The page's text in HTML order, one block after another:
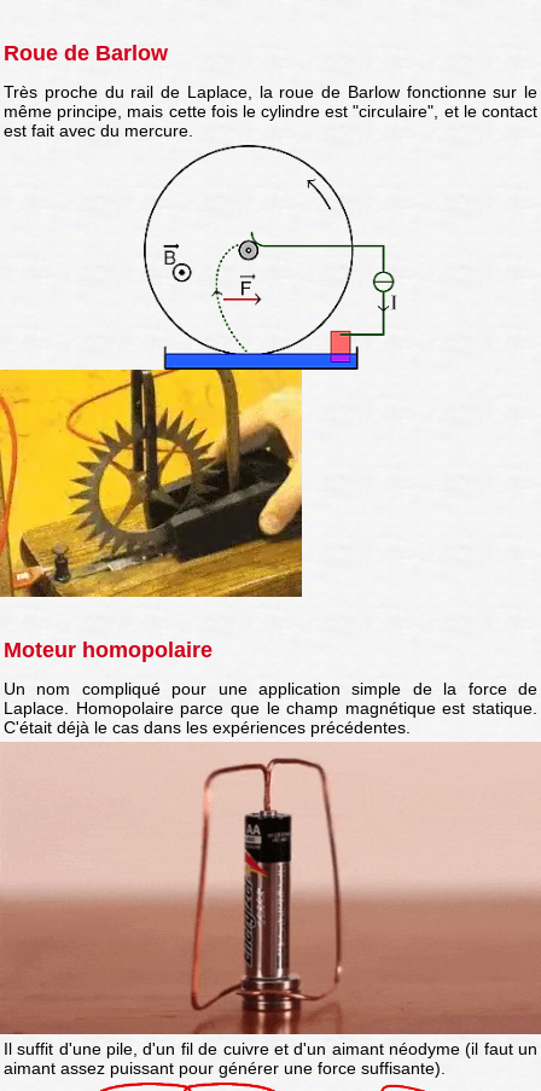
Roue de Barlow
Très proche du rail de Laplace, la roue de Barlow fonctionne sur le
même principe, mais cette fois le cylindre est "circulaire", et le contact
est fait avec du mercure.
Moteur homopolaire
Un nom compliqué pour une application simple de la force de
Laplace. Homopolaire parce que le champ magnétique est statique.
C'était déjà le cas dans les expériences précédentes.
Il suffit d'une pile, d'un fil de cuivre et d'un aimant néodyme (il faut un
aimant assez puissant pour générer une force suffisante).